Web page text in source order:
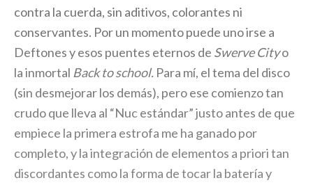
contra la cuerda, sin aditivos, colorantes ni
conservantes. Por un momento puede uno irse a
Deftones y esos puentes eternos de Swerve Cityo
la inmortal Back to school. Para mí, el tema del disco
(sin desmejorar los demás), pero ese comienzo tan
crudo que lleva al “Nuc estándar” justo antes de que
empiece la primera estrofa me ha ganado por
completo, y la integración de elementos a priori tan
discordantes como la forma de tocar la batería y